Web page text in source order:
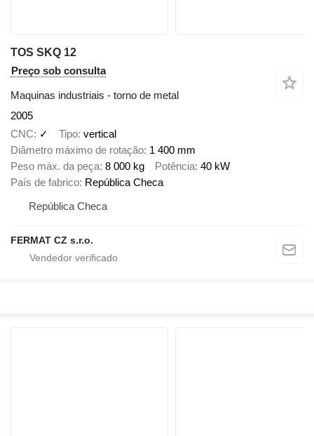
TOS SKQ 12
Preço sob consulta
Maquinas industriais - torno de metal
2005
CNC
✓ Tipo vertical
Diâmetro máximo de rotação 1 400 mm
Peso máx. da peça 8 000 kg Potência 40 kW
País de fabrico República Checa
República Checa
FERMAT CZ s.r.o.